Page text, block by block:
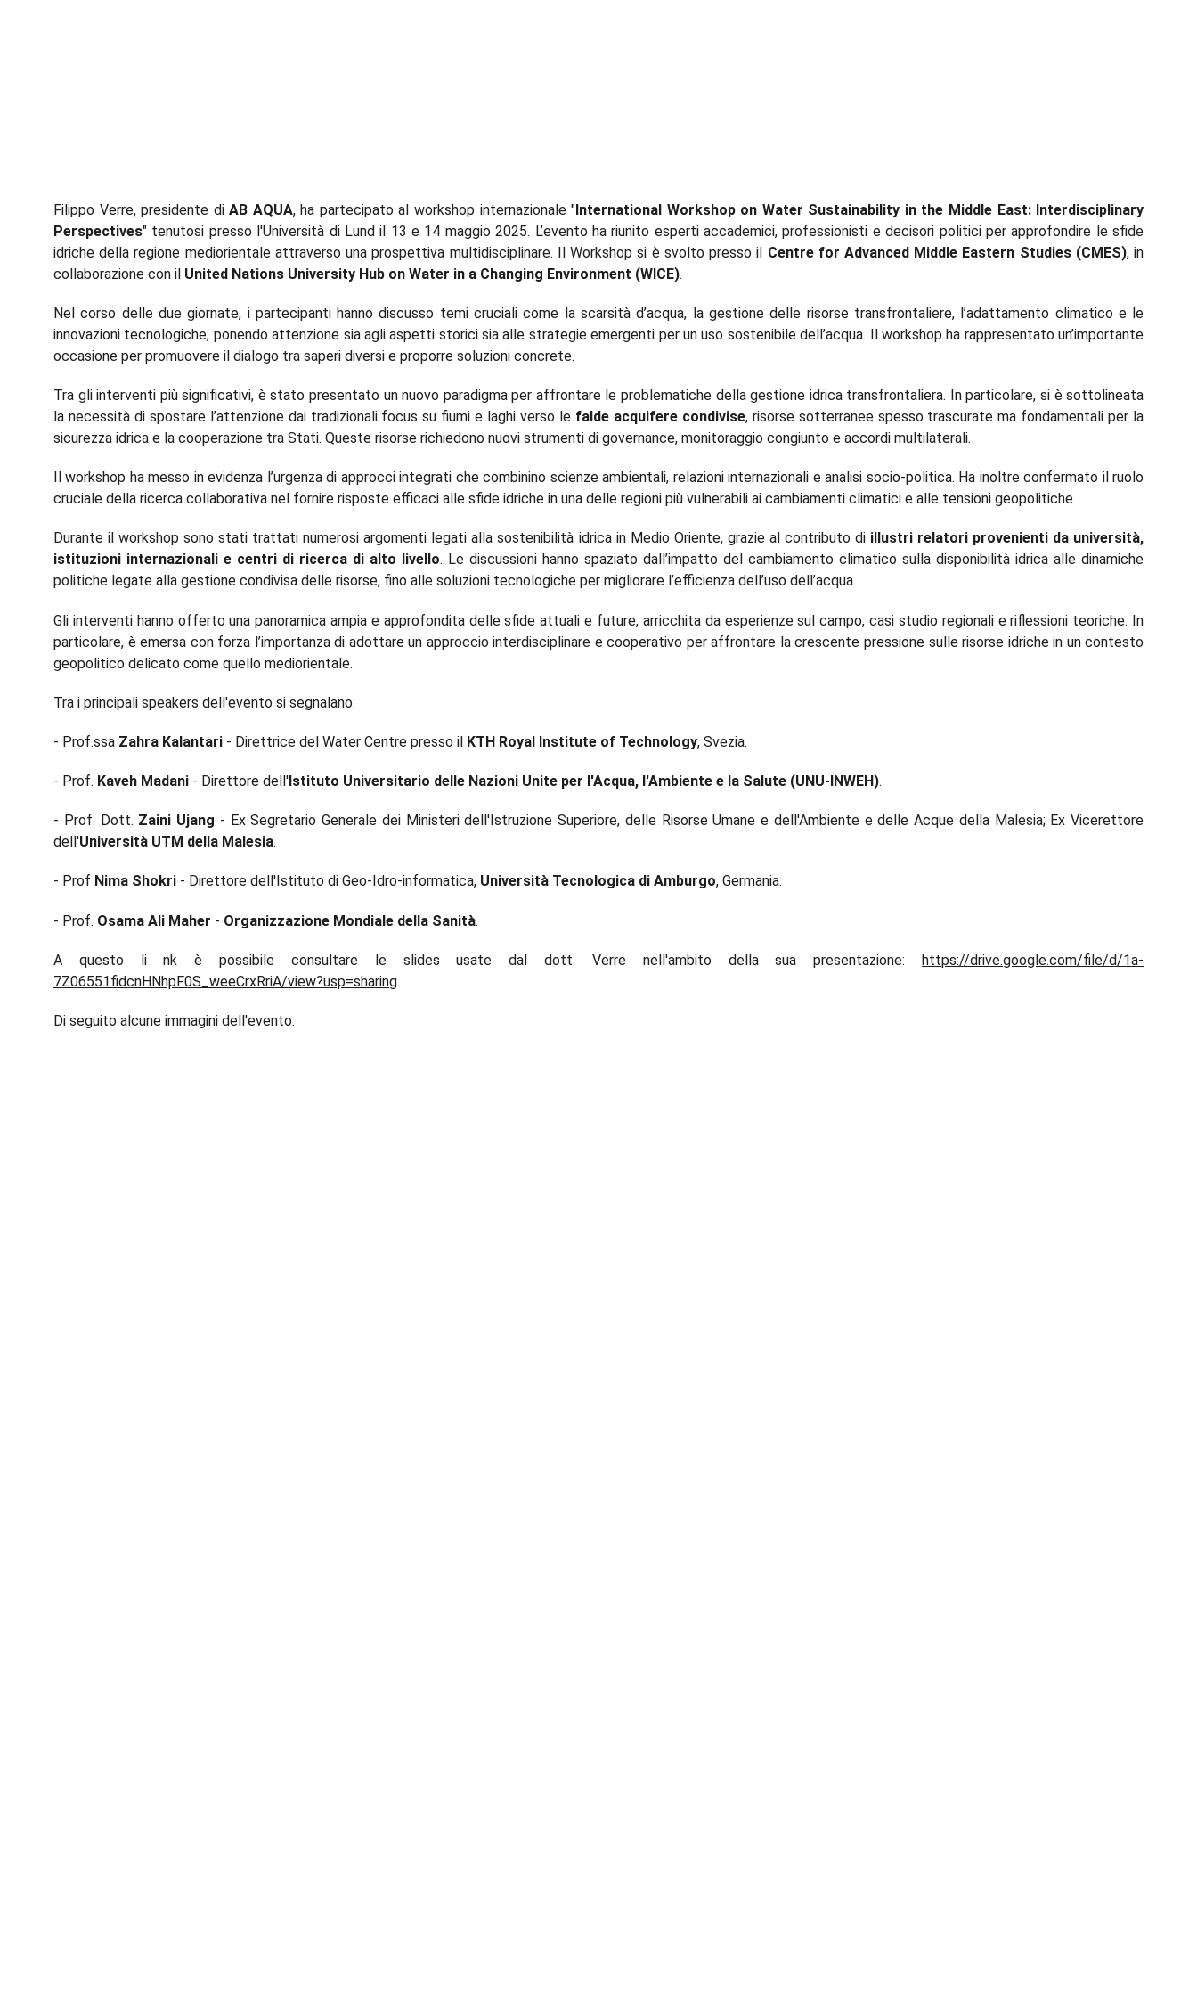
Filippo Verre, presidente diAB AQUA, ha partecipato al workshop internazionale "International Workshop on Water Sustainability in the Middle East: Interdisciplinary
Perspectives" tenutosi presso l'Università di Lund il 13 e 14 maggio 2025. L’evento ha riunito esperti accademici, professionisti e decisori politici per approfondire le sfide
idriche della regione mediorientale attraverso una prospettiva multidisciplinare. Il Workshop si è svolto presso il Centre for Advanced Middle Eastern Studies (CMES), in
collaborazione con il United Nations University Hub on Water in a Changing Environment (WICE).
Nel corso delle due giornate, i partecipanti hanno discusso temi cruciali come la scarsità d’acqua, la gestione delle risorse transfrontaliere, l’adattamento climatico e le
innovazioni tecnologiche, ponendo attenzione sia agli aspetti storici sia alle strategie emergenti per un uso sostenibile dell’acqua. Il workshop ha rappresentato un’importante
occasione per promuovere il dialogo tra saperi diversi e proporre soluzioni concrete.
Tra gli interventi più significativi, è stato presentato un nuovo paradigma per affrontare le problematiche della gestione idrica transfrontaliera. In particolare, si è sottolineata
la necessità di spostare l’attenzione dai tradizionali focus su fiumi e laghi verso le falde acquifere condivise, risorse sotterranee spesso trascurate ma fondamentali per la
sicurezza idrica e la cooperazione tra Stati. Queste risorse richiedono nuovi strumenti di governance, monitoraggio congiunto e accordi multilaterali.
Il workshop ha messo in evidenza l’urgenza di approcci integrati che combinino scienze ambientali, relazioni internazionali e analisi socio-politica. Ha inoltre confermato il ruolo
cruciale della ricerca collaborativa nel fornire risposte efficaci alle sfide idriche in una delle regioni più vulnerabili ai cambiamenti climatici e alle tensioni geopolitiche.
Durante il workshop sono stati trattati numerosi argomenti legati alla sostenibilità idrica in Medio Oriente, grazie al contributo di illustri relatori provenienti da università,
istituzioni internazionali e centri di ricerca di alto livello. Le discussioni hanno spaziato dall’impatto del cambiamento climatico sulla disponibilità idrica alle dinamiche
politiche legate alla gestione condivisa delle risorse, fino alle soluzioni tecnologiche per migliorare l’efficienza dell’uso dell’acqua.
Gli interventi hanno offerto una panoramica ampia e approfondita delle sfide attuali e future, arricchita da esperienze sul campo, casi studio regionali e riflessioni teoriche. In
particolare, è emersa con forza l’importanza di adottare un approccio interdisciplinare e cooperativo per affrontare la crescente pressione sulle risorse idriche in un contesto
geopolitico delicato come quello mediorientale.
Tra i principali speakers dell'evento si segnalano:
- Prof.ssa Zahra Kalantari - Direttrice del Water Centre presso il KTH Royal Institute of Technology, Svezia.
- Prof. Kaveh Madani - Direttore dell'Istituto Universitario delle Nazioni Unite per l'Acqua, l'Ambiente e la Salute (UNU-INWEH).
- Prof. Dott. Zaini Ujang - Ex Segretario Generale dei Ministeri dell'Istruzione Superiore, delle Risorse Umane e dell'Ambiente e delle Acque della Malesia; Ex Vicerettore
dell'Università UTM della Malesia.
- Prof Nima Shokri - Direttore dell'Istituto di Geo-Idro-informatica, Università Tecnologica di Amburgo, Germania.
- Prof. Osama Ali Maher - Organizzazione Mondiale della Sanità.
A questo li nk è possibile consultare le slides usate dal dott. Verre nell'ambito della sua presentazione:https://drive.google.com/file/d/1a-
7Z06551fidcnHNhpF0S_weeCrxRriA/view?usp=sharing.
Di seguito alcune immagini dell'evento: